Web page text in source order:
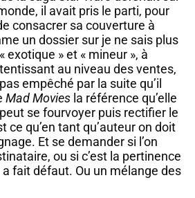
il avait pris le parti, pour
consacrer sa couverture à
un dossier sur je ne sais plus
exotique » et « mineur », à
au niveau des ventes,
empêché par la suite qu’il
Mad Movies la référence qu’elle
se fourvoyer puis rectifier le
ce qu’en tant qu’auteur on doit
Et se demander si l’on
ou si c’est la pertinence
fait défaut. Ou un mélange des